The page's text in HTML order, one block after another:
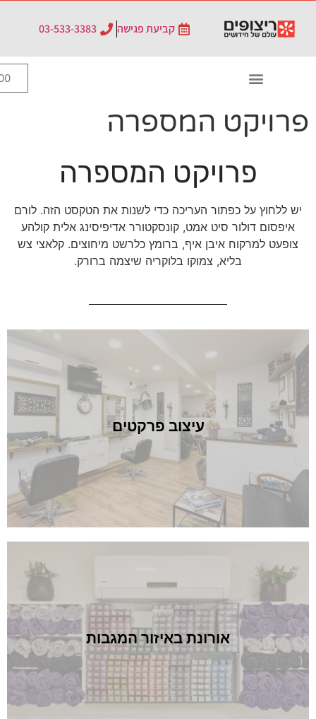
קביעת פגישה 03-533-3383
המספרה
כדי לשנות את הטקסט הזה. לורם
קונסקטורר אדיפיסינג אלית קולהע
ברומץ כלרשט מיחוצים. קלאצי צש
בלוקריה שיצמה ברורק.
פרקטים
באיזור המגבות